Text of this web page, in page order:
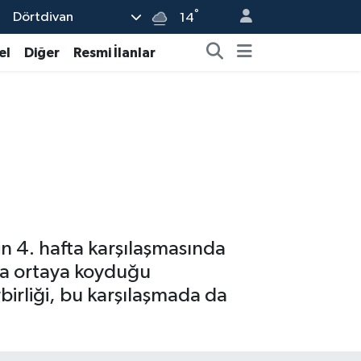
Dörtdivan 14°
Diğer Resmi İlanlar
hafta karşılaşmasında
ortaya koyduğu
bu karşılaşmada da